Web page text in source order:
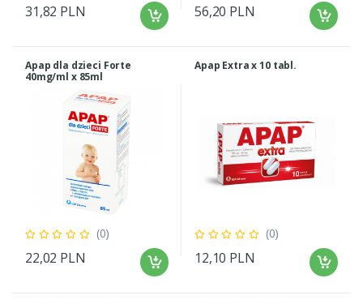
31,82 PLN 56,20 PLN
Apap dla dzieci Forte
40mg/ml x 85ml
(0)
22,02 PLN
Apap Extra x 10 tabl.
(0)
12,10 PLN